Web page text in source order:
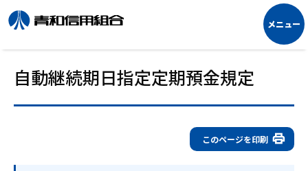
自動継続期日指定定期預金規定
このページを印刷